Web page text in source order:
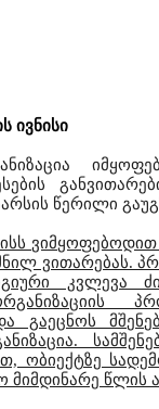
ივნისი
წერილი
ვითარებას.
კვლევა
გაეცნოს
ობიექტზე
მიმდინარე წლის